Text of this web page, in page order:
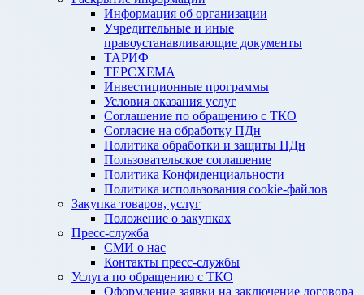
Информация об организации
Учредительные и иные
правоустанавливающие документы
ТАРИФ
ТЕРСХЕМА
Инвестиционные программы
Условия оказания услуг
Соглашение по обращению с ТКО
Согласие на обработку ПДн
Политика обработки и защиты ПДн
Пользовательское соглашение
Политика Конфиденциальности
Политика использования cookie-файлов
Закупка товаров, услуг
Положение о закупках
Пресс-служба
СМИ о нас
Контакты пресс-службы
Услуга по обращению с ТКО
Оформление заявки на заключение договора